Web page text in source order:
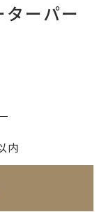
ターパー
ください
内